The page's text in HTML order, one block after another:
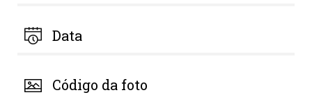
Data
Código da foto